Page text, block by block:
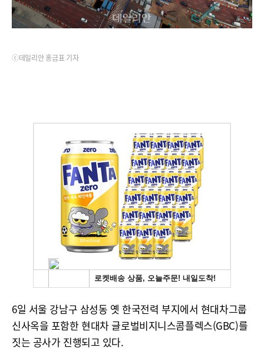
ⓒ데일리안 홍금표 기자
6일 서울 강남구 삼성동 옛 한국전력 부지에서 현대차그룹
신사옥을 포함한 현대차 글로벌비지니스콤플렉스(GBC)를
짓는 공사가 진행되고 있다.